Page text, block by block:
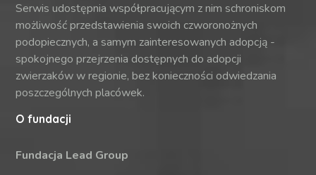
Serwis udostępnia współpracującym z nim schroniskom
możliwość przedstawienia swoich czworonożnych
podopiecznych, a samym zainteresowanych adopcją -
spokojnego przejrzenia dostępnych do adopcji
zwierzaków w regionie, bez konieczności odwiedzania
poszczególnych placówek.
O fundacji
Fundacja Lead Group